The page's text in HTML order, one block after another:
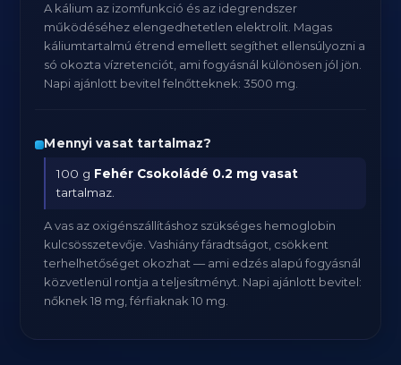
A kálium az izomfunkció és az idegrendszer
működéséhez elengedhetetlen elektrolit. Magas
káliumtartalmú étrend emellett segíthet ellensúlyozni a
só okozta vízretenciót, ami fogyásnál különösen jól jön.
Napi ajánlott bevitel felnőtteknek: 3500 mg.
Mennyi vasat tartalmaz?
100 g Fehér Csokoládé 0.2 mg vasat
tartalmaz.
A vas az oxigénszállításhoz szükséges hemoglobin
kulcsösszetevője. Vashiány fáradtságot, csökkent
terhelhetőséget okozhat — ami edzés alapú fogyásnál
közvetlenül rontja a teljesítményt. Napi ajánlott bevitel:
nőknek 18 mg, férfiaknak 10 mg.